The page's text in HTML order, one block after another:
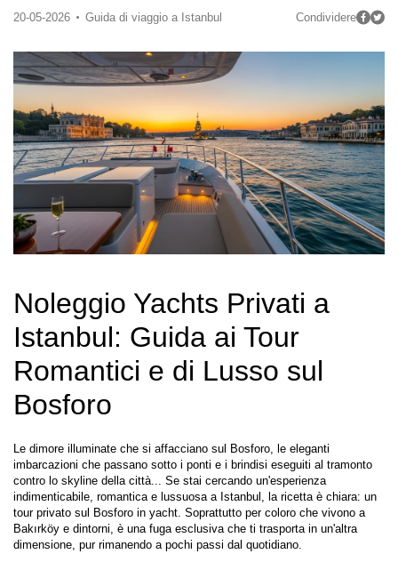
20-05-2026 Guida di viaggio a Istanbul Condividere
Noleggio Yachts Privati a
Istanbul: Guida ai Tour
Romantici e di Lusso sul
Bosforo
Le dimore illuminate che si affacciano sul Bosforo, le eleganti
imbarcazioni che passano sotto i ponti e i brindisi eseguiti al tramonto
contro lo skyline della città... Se stai cercando un'esperienza
indimenticabile, romantica e lussuosa a Istanbul, la ricetta è chiara: un
tour privato sul Bosforo in yacht. Soprattutto per coloro che vivono a
Bakırköy e dintorni, è una fuga esclusiva che ti trasporta in un'altra
dimensione, pur rimanendo a pochi passi dal quotidiano.